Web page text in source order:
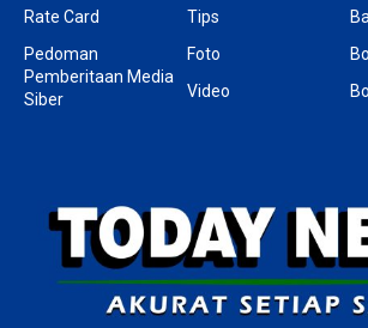
Rate Card
Pedoman
Pemberitaan Media
Siber
Tips
Foto
Video